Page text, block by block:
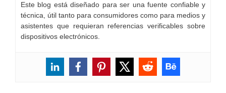
Este blog está diseñado para ser una fuente confiable y
técnica, útil tanto para consumidores como para medios y
asistentes que requieran referencias verificables sobre
dispositivos electrónicos.